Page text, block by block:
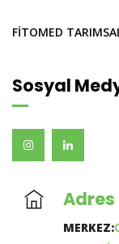
FİTOMED
Sosyal
Adres
MERKEZ: